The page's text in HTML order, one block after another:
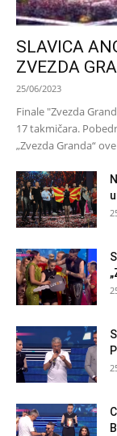
SLAVICA
ZVEZDA
25/06/2023
Finale "Zvezda
17 takmičara.
„Zvezda Granda“